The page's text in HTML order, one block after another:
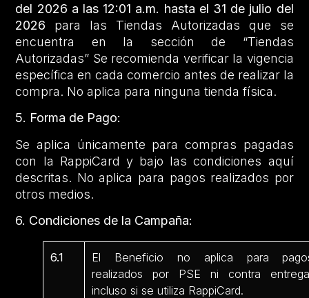
del 2026 a las 12:01 a.m. hasta el 31 de julio del
2026 para las Tiendas Autorizadas que se
encuentra en la sección de “Tiendas
Autorizadas” Se recomienda verificar la vigencia
específica en cada comercio antes de realizar la
compra. No aplica para ninguna tienda física.
5. Forma de Pago:
Se aplica únicamente para compras pagadas
con la RappiCard y bajo las condiciones aquí
descritas. No aplica para pagos realizados por
otros medios.
6. Condiciones de la Campaña:
6.1
El Beneficio no aplica para
realizados por PSE ni contra
incluso si se utiliza RappiCard.